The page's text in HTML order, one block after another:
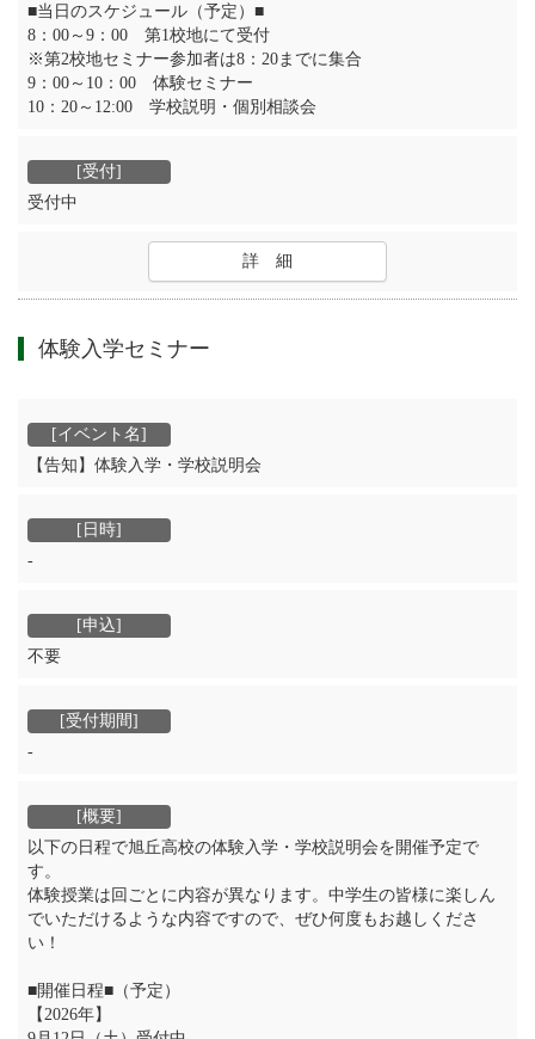
■当日のスケジュール（予定）■
8：00～9：00 第1校地にて受付
※第2校地セミナー参加者は8：20までに集合
9：00～10：00 体験セミナー
10：20～12:00 学校説明・個別相談会
受付中
詳 細
体験入学セミナー
【告知】体験入学・学校説明会
‐
不要
‐
以下の日程で旭丘高校の体験入学・学校説明会を開催予定で
す。
体験授業は回ごとに内容が異なります。中学生の皆様に楽しん
でいただけるような内容ですので、ぜひ何度もお越しくださ
い！
■開催日程■（予定）
【2026年】